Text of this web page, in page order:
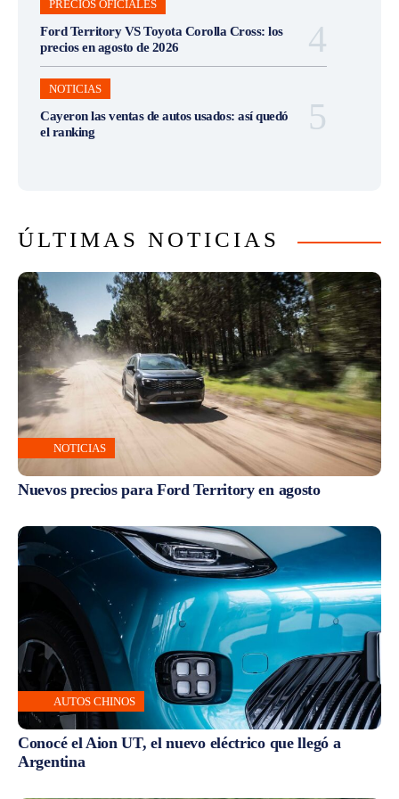
PRECIOS OFICIALES
Ford Territory VS Toyota Corolla Cross: los
precios en agosto de 2026
NOTICIAS
Cayeron las ventas de autos usados: así quedó
el ranking
ÚLTIMAS NOTICIAS
NOTICIAS
Nuevos precios para Ford Territory en agosto
AUTOS CHINOS
Conocé el Aion UT, el nuevo eléctrico que llegó a
Argentina